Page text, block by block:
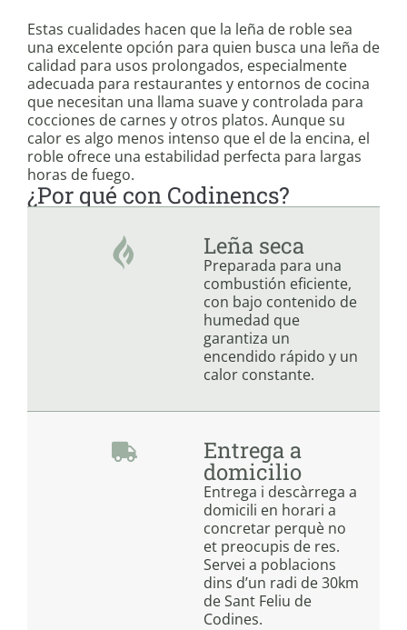
Estas cualidades hacen que la leña de roble sea
una excelente opción para quien busca una leña de
calidad para usos prolongados, especialmente
adecuada para restaurantes y entornos de cocina
que necesitan una llama suave y controlada para
cocciones de carnes y otros platos. Aunque su
calor es algo menos intenso que el de la encina, el
roble ofrece una estabilidad perfecta para largas
horas de fuego.
¿Por qué con Codinencs?​
Leña seca​
Preparada para una
combustión eficiente,
con bajo contenido de
humedad que
garantiza un
encendido rápido y un
calor constante.
Entrega a
domicilio
Entrega i descàrrega a
domicili en horari a
concretar perquè no
et preocupis de res.
Servei a poblacions
dins d’un radi de 30km
de Sant Feliu de
Codines.